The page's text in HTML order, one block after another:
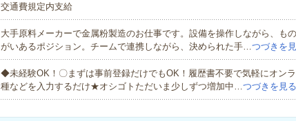
交通費規定内支給
大手原料メーカーで金属粉製造のお仕事です。設備を操作しながら、も
がいあるポジション。チームで連携しながら、決められた手…つづきを
◆未経験OK！〇まずは事前登録だけでもOK！履歴書不要で気軽にオン
種などを入力するだけ★オシゴトただいま少しずつ増加中…つづきを見る